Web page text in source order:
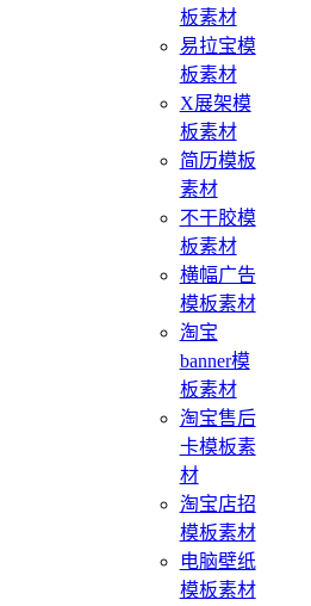
板素材
易拉宝模
板素材
X展架模
板素材
简历模板
素材
不干胶模
板素材
横幅广告
模板素材
淘宝
banner模
板素材
淘宝售后
卡模板素
材
淘宝店招
模板素材
电脑壁纸
模板素材